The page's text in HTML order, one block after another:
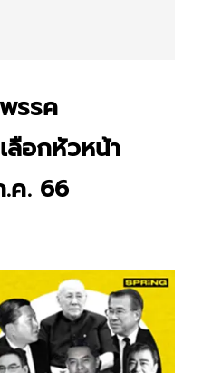
รรค
ลือกหัวหน้า
ค. 66